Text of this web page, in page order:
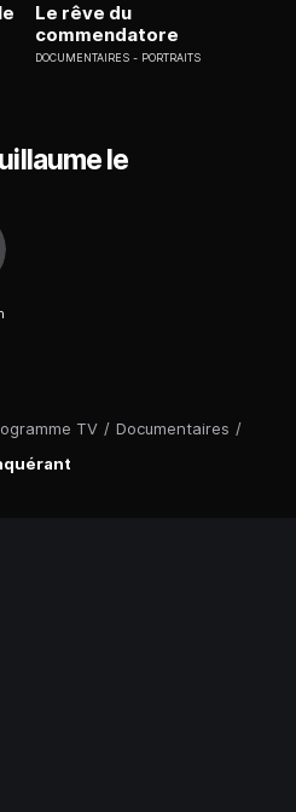
TV / Documentaires /
Le rêve du
commendatore
DOCUMENTAIRES PORTRAITS
le